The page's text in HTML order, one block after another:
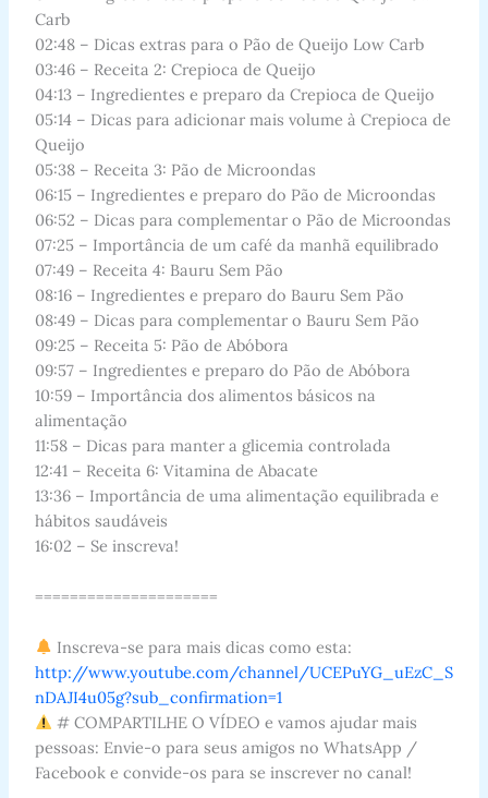
Carb
02:48 – Dicas extras para o Pão de Queijo Low Carb
03:46 – Receita 2: Crepioca de Queijo
04:13 – Ingredientes e preparo da Crepioca de Queijo
05:14 – Dicas para adicionar mais volume à Crepioca de
Queijo
05:38 – Receita 3: Pão de Microondas
06:15 – Ingredientes e preparo do Pão de Microondas
06:52 – Dicas para complementar o Pão de Microondas
07:25 – Importância de um café da manhã equilibrado
07:49 – Receita 4: Bauru Sem Pão
08:16 – Ingredientes e preparo do Bauru Sem Pão
08:49 – Dicas para complementar o Bauru Sem Pão
09:25 – Receita 5: Pão de Abóbora
09:57 – Ingredientes e preparo do Pão de Abóbora
10:59 – Importância dos alimentos básicos na
alimentação
11:58 – Dicas para manter a glicemia controlada
12:41 – Receita 6: Vitamina de Abacate
13:36 – Importância de uma alimentação equilibrada e
hábitos saudáveis
16:02 – Se inscreva!
=====================
Inscreva-se para mais dicas como esta:
http://www.youtube.com/channel/UCEPuYG_uEzC_S
nDAJI4u05g?sub_confirmation=1
# COMPARTILHE O VÍDEO e vamos ajudar mais
pessoas: Envie-o para seus amigos no WhatsApp /
Facebook e convide-os para se inscrever no canal!